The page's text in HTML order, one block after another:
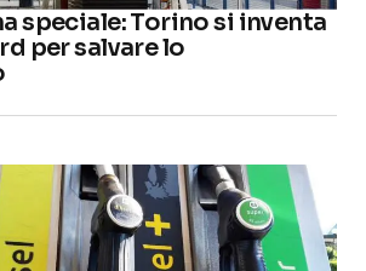
speciale: Torino si inventa
per salvare lo